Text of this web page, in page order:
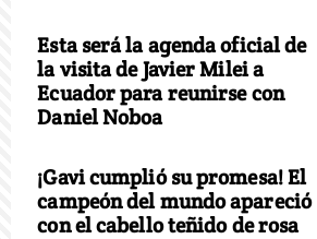
Esta será la agenda oficial de
la visita de Javier Milei a
Ecuador para reunirse con
Daniel Noboa
¡Gavi cumplió su promesa! El
campeón del mundo apareció
con el cabello teñido de rosa